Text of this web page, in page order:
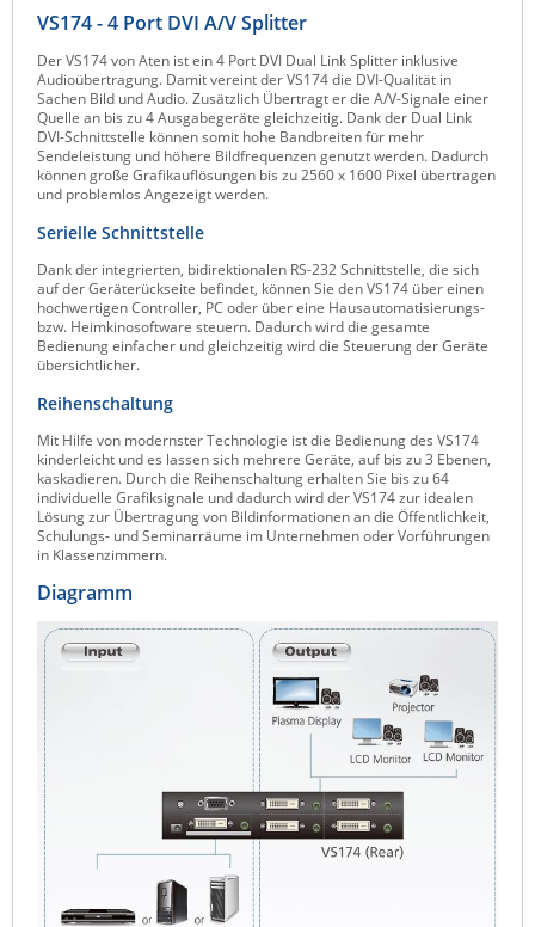
KVM TEC
Legrand
LigoWave
Milesight
Moxa
PatchSee
Power Kingdom
Poynting
Raritan
Riello UPS
Server Technology
Siretta
SIRIO Antenne
Sunbird
Tactical Software
TEKTELIC
Teltonika
Unwired Networks
Vision
WATTECO
Westermo
Yuasa
VS174 - 4 Port DVI A/V Splitter
Der VS174 von Aten ist ein 4 Port DVI Dual Link Splitter inklusive
Audioübertragung. Damit vereint der VS174 die DVI-Qualität in
Sachen Bild und Audio. Zusätzlich Übertragt er die A/V-Signale einer
Quelle an bis zu 4 Ausgabegeräte gleichzeitig. Dank der Dual Link
DVI-Schnittstelle können somit hohe Bandbreiten für mehr
Sendeleistung und höhere Bildfrequenzen genutzt werden. Dadurch
können große Grafikauflösungen bis zu 2560 x 1600 Pixel übertragen
und problemlos Angezeigt werden.
Serielle Schnittstelle
Dank der integrierten, bidirektionalen RS-232 Schnittstelle, die sich
auf der Geräterückseite befindet, können Sie den VS174 über einen
hochwertigen Controller, PC oder über eine Hausautomatisierungs-
bzw. Heimkinosoftware steuern. Dadurch wird die gesamte
Bedienung einfacher und gleichzeitig wird die Steuerung der Geräte
übersichtlicher.
Reihenschaltung
Mit Hilfe von modernster Technologie ist die Bedienung des VS174
kinderleicht und es lassen sich mehrere Geräte, auf bis zu 3 Ebenen,
kaskadieren. Durch die Reihenschaltung erhalten Sie bis zu 64
individuelle Grafiksignale und dadurch wird der VS174 zur idealen
Lösung zur Übertragung von Bildinformationen an die Öffentlichkeit,
Schulungs- und Seminarräume im Unternehmen oder Vorführungen
in Klassenzimmern.
Diagramm